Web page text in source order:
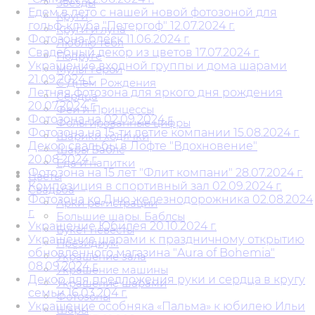
Круги
Круги и луна
Люблю тебя
Подруге
Мульт герои
С Днем Рождения
Сердца
Феи и Принцессы
Фольгированные цифры
Шарики ходячки
Шары Баблс
Еда и напитки
Цветы
Свадьба
Арки регистрации
Большие шары. Баблсы
Букет невесты
Президиум
Украшение зала
Украшение машины
Украшение шарами
Фотозоны
Шары
Едем в лето с нашей новой фотозоной для
гольф-клуба "Петергоф" 12.07.2024 г.
Фотозона-блеск 11.06.2024 г.
Свадебный декор из цветов 17.07.2024 г.
Украшение входной группы и дома шарами
21.09.2024 г.
Летняя фотозона для яркого дня рождения
20.07.2024 г.
Фотозона на 02.09.2024 г.
Фотозона на 15-ти летие компании 15.08.2024 г.
Декор свадьбы в Лофте "Вдохновение"
20.08.2024 г.
Фотозона на 15 лет "Флит компани" 28.07.2024 г.
Композиция в спортивный зал 02.09.2024 г.
Фотозона ко Дню железнодорожника 02.08.2024
г.
Украшение Юбилея 20.10.2024 г.
Украшение шарами к праздничному открытию
обновлённого магазина "Aura of Bohemia"
08.09.2024 г.
Декор для предложения руки и сердца в кругу
семьи 16.03.204 г.
Украшение особняка «Пальма» к юбилею Ильи